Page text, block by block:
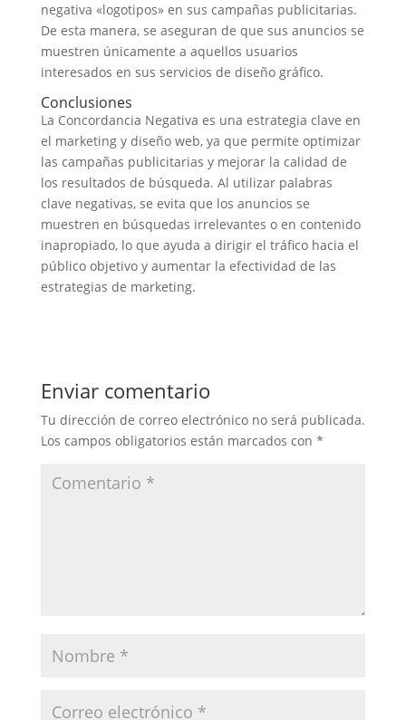
negativa «logotipos» en sus campañas publicitarias.
De esta manera, se aseguran de que sus anuncios se
muestren únicamente a aquellos usuarios
interesados en sus servicios de diseño gráfico.
Conclusiones
La Concordancia Negativa es una estrategia clave en
el marketing y diseño web, ya que permite optimizar
las campañas publicitarias y mejorar la calidad de
los resultados de búsqueda. Al utilizar palabras
clave negativas, se evita que los anuncios se
muestren en búsquedas irrelevantes o en contenido
inapropiado, lo que ayuda a dirigir el tráfico hacia el
público objetivo y aumentar la efectividad de las
estrategias de marketing.
Enviar comentario
Tu dirección de correo electrónico no será publicada.
Los campos obligatorios están marcados con *